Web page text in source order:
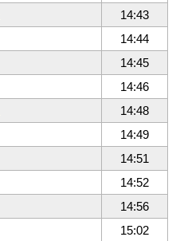
14:43
14:44
14:45
14:46
14:48
14:49
14:51
14:52
14:56
15:02